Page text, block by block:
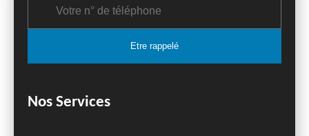
Nos Services